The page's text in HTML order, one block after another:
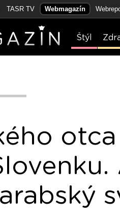
TASR TV Webmagazín
Štýl